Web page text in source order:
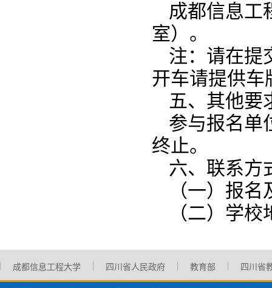
成都信息工
室）。
注：请在提
开车请提供车
五、其他要
参与报名单
终止。
六、联系方
（一）报
（二）学
成都信息工程大学 四川省人民政府 教育部 四川省